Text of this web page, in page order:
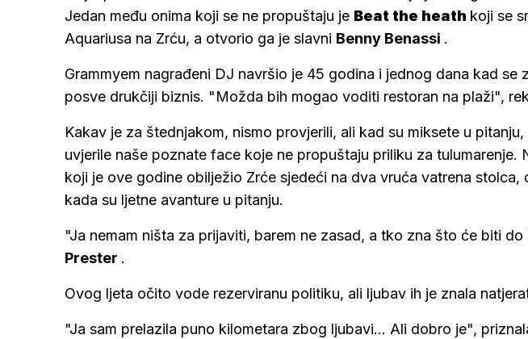
Jedan među onima koji se ne propuštaju je Beat the heath koji se
Aquariusa na Zrću, a otvorio ga je slavni Benny Benassi .
Grammyem nagrađeni DJ navršio je 45 godina i jednog dana kad se
posve drukčiji biznis. "Možda bih mogao voditi restoran na plaži",
Kakav je za štednjakom, nismo provjerili, ali kad su miksete u
uvjerile naše poznate face koje ne propuštaju priliku za tulumarenje.
koji je ove godine obilježio Zrće sjedeći na dva vruća vatrena stolca,
kada su ljetne avanture u pitanju.
"Ja nemam ništa za prijaviti, barem ne zasad, a tko zna što će biti
Prester .
Ovog ljeta očito vode rezerviranu politiku, ali ljubav ih je znala
"Ja sam prelazila puno kilometara zbog ljubavi... Ali dobro je",